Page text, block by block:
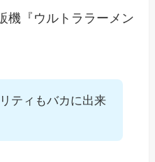
機『ウルトララーメン
ティもバカに出来